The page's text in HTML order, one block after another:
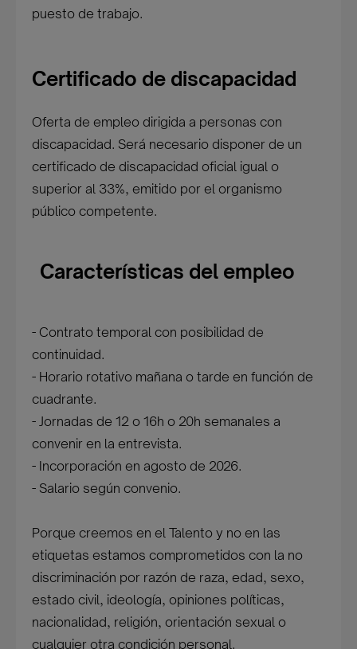
puesto de trabajo.
Certificado de discapacidad
Oferta de empleo dirigida a personas con
discapacidad. Será necesario disponer de un
certificado de discapacidad oficial igual o
superior al 33%, emitido por el organismo
público competente.
Características del empleo
- Contrato temporal con posibilidad de
continuidad.
- Horario rotativo mañana o tarde en función de
cuadrante.
- Jornadas de 12 o 16h o 20h semanales a
convenir en la entrevista.
- Incorporación en agosto de 2026.
- Salario según convenio.
Porque creemos en el Talento y no en las
etiquetas estamos comprometidos con la no
discriminación por razón de raza, edad, sexo,
estado civil, ideología, opiniones políticas,
nacionalidad, religión, orientación sexual o
cualquier otra condición personal.